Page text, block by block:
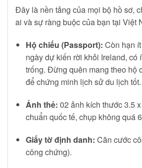
Đây là nền tảng của mọi bộ hồ sơ,
ai và sự ràng buộc của bạn tại Việt
Hộ chiếu (Passport): Còn hạn
ngày dự kiến rời khỏi Ireland, có
trống. Đừng quên mang theo hộ
để chứng minh lịch sử du lịch tốt.
Ảnh thẻ: 02 ảnh kích thước 3.5
chuẩn quốc tế, chụp không quá
Giấy tờ định danh: Căn cước
công chứng).